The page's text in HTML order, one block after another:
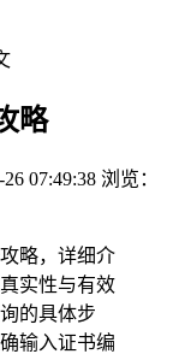
略
26 07:49:38 浏览：
略，详细介
实性与有效
的具体步
输入证书编